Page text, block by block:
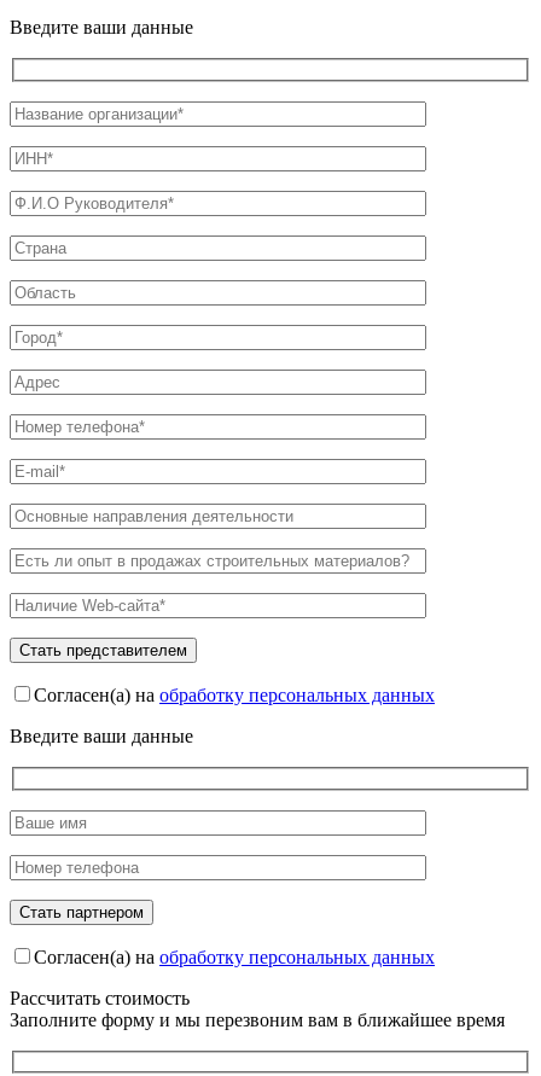
Введите ваши данные
Согласен(а) на обработку персональных данных
Введите ваши данные
Согласен(а) на обработку персональных данных
Рассчитать стоимость
Заполните форму и мы перезвоним вам в ближайшее время